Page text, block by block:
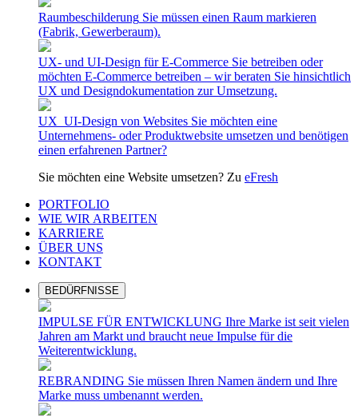
Raumbeschilderung Sie müssen einen Raum markieren
(Fabrik, Gewerberaum).
UX- und UI-Design für E-Commerce Sie betreiben oder
möchten E-Commerce betreiben – wir beraten Sie hinsichtlich
UX und Designdokumentation zur Umsetzung.
UX_UI-Design von Websites Sie möchten eine
Unternehmens- oder Produktwebsite umsetzen und benötigen
einen erfahrenen Partner?
Sie möchten eine Website umsetzen? Zu eFresh
PORTFOLIO
WIE WIR ARBEITEN
KARRIERE
ÜBER UNS
KONTAKT
BEDÜRFNISSE
IMPULSE FÜR ENTWICKLUNG Ihre Marke ist seit vielen
Jahren am Markt und braucht neue Impulse für die
Weiterentwicklung.
REBRANDING Sie müssen Ihren Namen ändern und Ihre
Marke muss umbenannt werden.